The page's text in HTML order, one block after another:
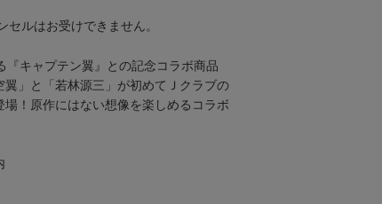
ルはお受けできません。
『キャプテン翼』との記念コラボ商品
翼」と「若林源三」が初めてＪクラブの
場！原作にはない想像を楽しめるコラボ